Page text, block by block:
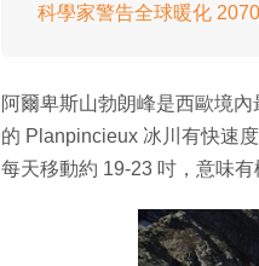
科學家警告全球暖化
阿爾卑斯山勃朗峰是西歐境
的 Planpincieux 冰川有快速
每天移動約 19-23 吋，意味